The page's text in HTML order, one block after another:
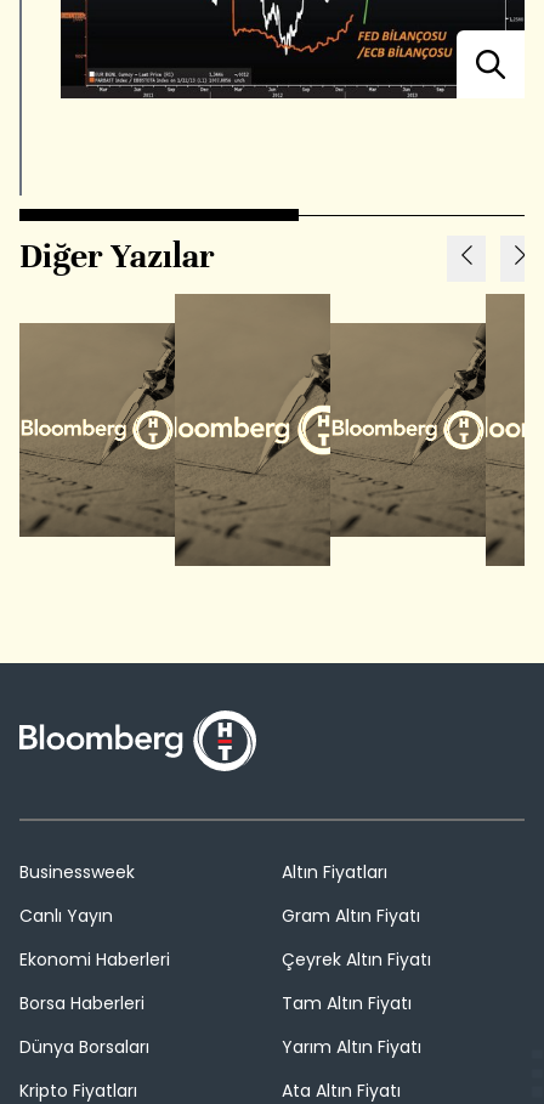
Diğer Yazılar
Businessweek
Canlı Yayın
Ekonomi Haberleri
Borsa Haberleri
Dünya Borsaları
Kripto Fiyatları
Altın Fiyatları
Gram Altın Fiyatı
Çeyrek Altın Fiyatı
Tam Altın Fiyatı
Yarım Altın Fiyatı
Ata Altın Fiyatı